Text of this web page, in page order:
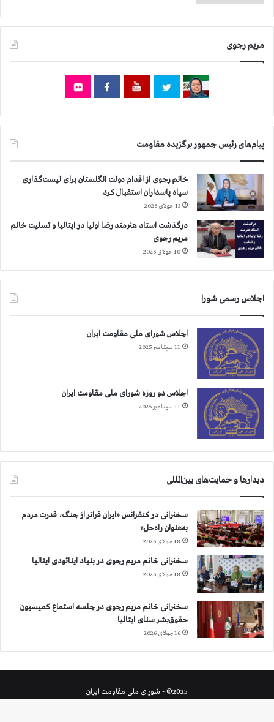
مریم رجوی
پیام‌های رئیس جمهور برگزیده مقاومت
خانم رجوی از اقدام دولت انگلستان برای لیست‌گذاری
سپاه پاسداران استقبال کرد
13 جولای 2026
درگذشت استاد هنرمند رضا اولیا در ایتالیا و تسلیت خانم
مریم رجوی
10 جولای 2026
اجلاس رسمی شورا
اجلاس شورای ملی مقاومت ایران
11 سپتامبر 2025
اجلاس دو روزه شورای ملی مقاومت ایران
11 سپتامبر 2025
دیدارها و حمایت‌های بین‌المللی
سخنرانی در کنفرانس «ایران فراتر از جنگ، قدرت مردم
به‌عنوان راه‌حل»
18 جولای 2026
سخنرانی خانم مریم رجوی در بنیاد اینائودی ایتالیا
18 جولای 2026
سخنرانی خانم مریم رجوی در جلسه استماع کمیسیون
حقوق‌بشر سنای ایتالیا
16 جولای 2026
2025© - شورای ملی مقاومت ایران